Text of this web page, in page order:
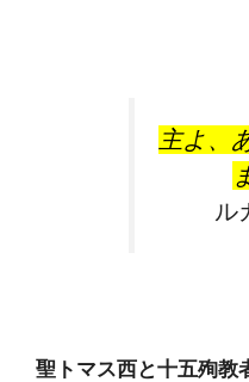
主よ、
ル
聖トマス西と十五殉